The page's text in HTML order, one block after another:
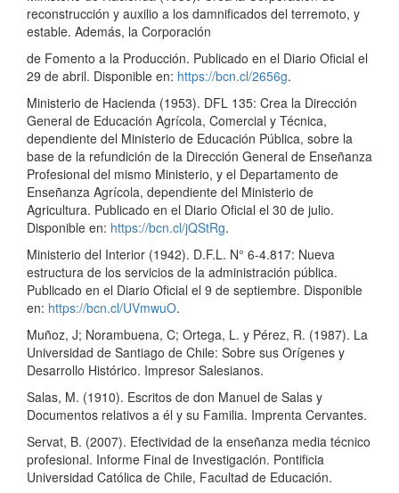
reconstrucción y auxilio a los damnificados del terremoto, y
estable. Además, la Corporación
de Fomento a la Producción. Publicado en el Diario Oficial el
29 de abril. Disponible en: https://bcn.cl/2656g.
Ministerio de Hacienda (1953). DFL 135: Crea la Dirección
General de Educación Agrícola, Comercial y Técnica,
dependiente del Ministerio de Educación Pública, sobre la
base de la refundición de la Dirección General de Enseñanza
Profesional del mismo Ministerio, y el Departamento de
Enseñanza Agrícola, dependiente del Ministerio de
Agricultura. Publicado en el Diario Oficial el 30 de julio.
Disponible en: https://bcn.cl/jQStRg.
Ministerio del Interior (1942). D.F.L. N° 6-4.817: Nueva
estructura de los servicios de la administración pública.
Publicado en el Diario Oficial el 9 de septiembre. Disponible
en: https://bcn.cl/UVmwuO.
Muñoz, J; Norambuena, C; Ortega, L. y Pérez, R. (1987). La
Universidad de Santiago de Chile: Sobre sus Orígenes y
Desarrollo Histórico. Impresor Salesianos.
Salas, M. (1910). Escritos de don Manuel de Salas y
Documentos relativos a él y su Familia. Imprenta Cervantes.
Servat, B. (2007). Efectividad de la enseñanza media técnico
profesional. Informe Final de Investigación. Pontificia
Universidad Católica de Chile, Facultad de Educación.